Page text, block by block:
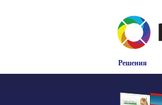
Решения